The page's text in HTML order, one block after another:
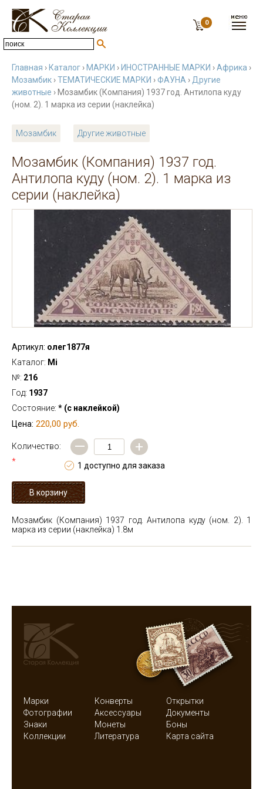
0
Главная › Каталог › МАРКИ › ИНОСТРАННЫЕ МАРКИ ›Африка ›
Мозамбик ›ТЕМАТИЧЕСКИЕ МАРКИ ›ФАУНА › Другие
животные › Мозамбик (Компания) 1937 год. Антилопа куду
(ном. 2). 1 марка из серии (наклейка)
Мозамбик Другие животные
Мозамбик (Компания) 1937 год.
Антилопа куду (ном. 2). 1 марка из
серии (наклейка)
Артикул: олег1877я
Каталог: Mi
№: 216
Год: 1937
Состояние: * (с наклейкой)
Цена: 220,00 руб.
Количество:
*
— +
1 доступно для заказа
Мозамбик (Компания) 1937 год. Антилопа куду (ном. 2). 1
марка из серии (наклейка) 1.8м
Марки Конверты
Открытки
Фотографии
Аксессуары
Документы
Знаки
Монеты
Боны
Коллекции
Литература Карта сайта